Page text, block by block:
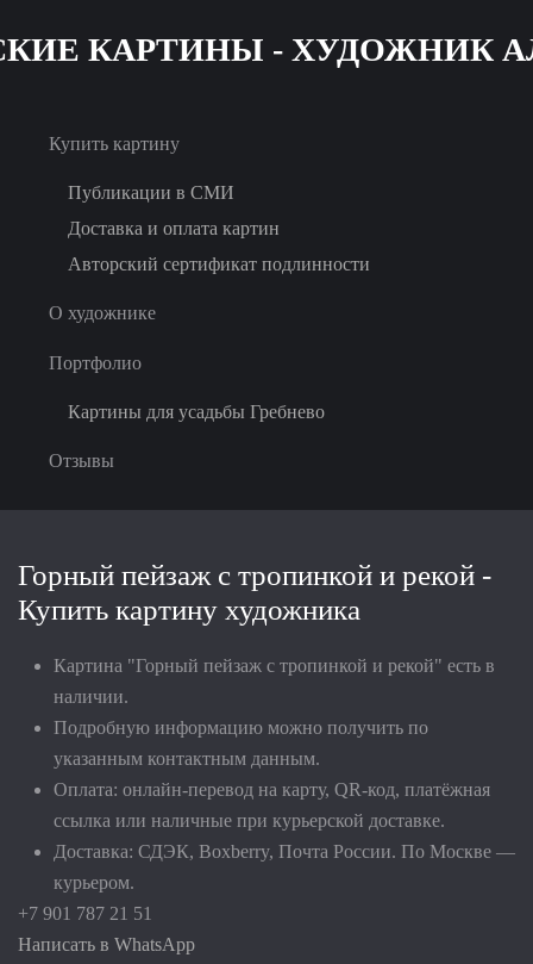
Skip
content
Купить картину
Публикации в СМИ
Доставка и оплата картин
Авторский сертификат подлинности
О художнике
Портфолио
Картины для усадьбы Гребнево
Отзывы
Горный пейзаж с тропинкой и рекой -
Купить картину художника
Картина "Горный пейзаж с тропинкой и рекой" есть в
наличии.
Подробную информацию можно получить по
указанным контактным данным.
Оплата: онлайн-перевод на карту, QR-код, платёжная
ссылка или наличные при курьерской доставке.
Доставка: СДЭК, Boxberry, Почта России. По Москве —
курьером.
+7 901 787 21 51
Написать в WhatsApp